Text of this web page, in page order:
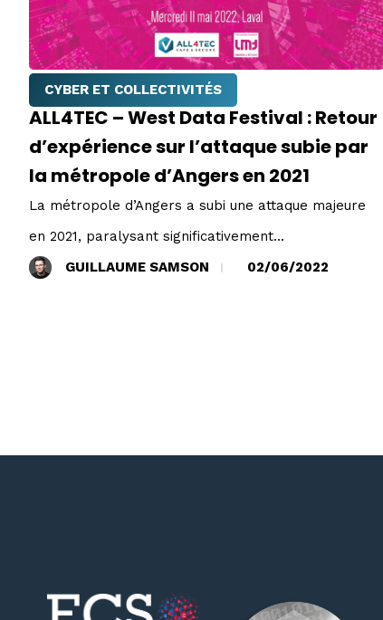
CYBER ET COLLECTIVITÉS
ALL4TEC – West Data Festival : Retour
d’expérience sur l’attaque subie par
la métropole d’Angers en 2021
La métropole d’Angers a subi une attaque majeure
en 2021, paralysant significativement...
GUILLAUME SAMSON
02/06/2022